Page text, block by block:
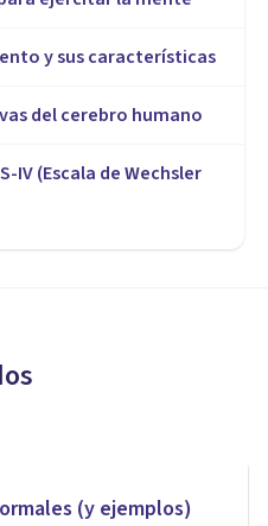
y sus características
del cerebro humano
IV (Escala de Wechsler
(y ejemplos)